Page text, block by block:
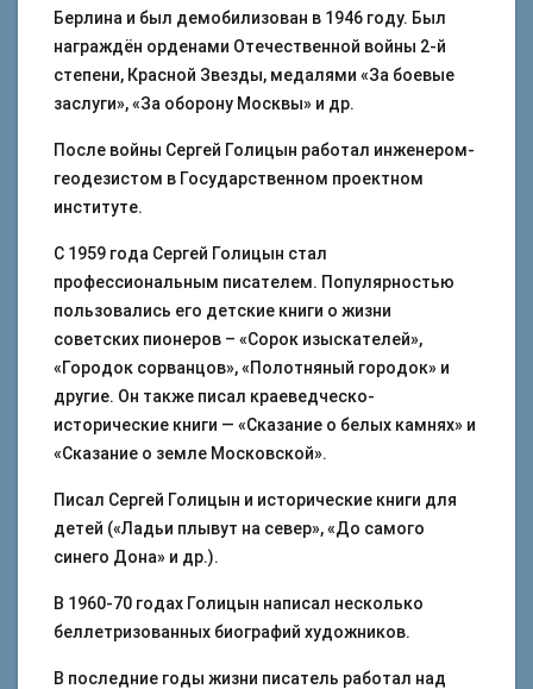
Берлина и был демобилизован в 1946 году. Был
награждён орденами Отечественной войны 2-й
степени, Красной Звезды, медалями «За боевые
заслуги», «За оборону Москвы» и др.
После войны Сергей Голицын работал инженером-
геодезистом в Государственном проектном
институте.
С 1959 года Сергей Голицын стал
профессиональным писателем. Популярностью
пользовались его детские книги о жизни
советских пионеров – «Сорок изыскателей»,
«Городок сорванцов», «Полотняный городок» и
другие. Он также писал краеведческо-
исторические книги — «Сказание о белых камнях» и
«Сказание о земле Московской».
Писал Сергей Голицын и исторические книги для
детей («Ладьи плывут на север», «До самого
синего Дона» и др.).
В 1960-70 годах Голицын написал несколько
беллетризованных биографий художников.
В последние годы жизни писатель работал над